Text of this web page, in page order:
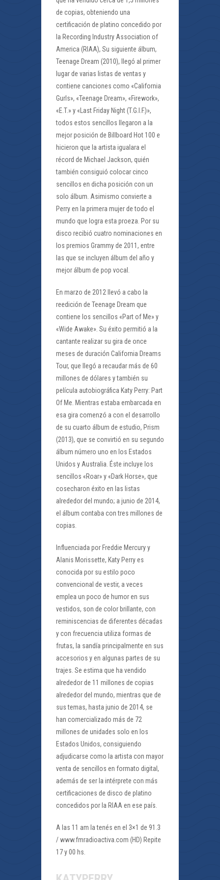
de copias, obteniendo una
certificación de platino concedido por
la Recording Industry Association of
America (RIAA), Su siguiente álbum,
Teenage Dream (2010), llegó al primer
lugar de varias listas de ventas y
contiene canciones como «California
Gurls», «Teenage Dream», «Firework»,
«E.T.» y «Last Friday Night (T.G.I.F.)»,
todos estos sencillos llegaron a la
mejor posición de Billboard Hot 100 e
hicieron que la artista igualara el
récord de Michael Jackson, quién
también consiguió colocar cinco
sencillos en dicha posición con un
solo álbum. Asimismo convierte a
Perry en la primera mujer de todo el
mundo que logra esta proeza. Por su
disco recibió cuatro nominaciones en
los premios Grammy de 2011, entre
las que se incluyen álbum del año y
mejor álbum de pop vocal.
En marzo de 2012 llevó a cabo la
reedición de Teenage Dream que
contiene los sencillos «Part of Me» y
«Wide Awake». Su éxito permitió a la
cantante realizar su gira de once
meses de duración California Dreams
Tour, que llegó a recaudar más de 60
millones de dólares y también su
película autobiográfica Katy Perry: Part
Of Me. Mientras estaba embarcada en
esa gira comenzó a con el desarrollo
de su cuarto álbum de estudio, Prism
(2013), que se convirtió en su segundo
álbum número uno en los Estados
Unidos y Australia. Éste incluye los
sencillos «Roar» y «Dark Horse», que
cosecharon éxito en las listas
alrededor del mundo; a junio de 2014,
el álbum contaba con tres millones de
copias.
Influenciada por Freddie Mercury y
Alanis Morissette, Katy Perry es
conocida por su estilo poco
convencional de vestir, a veces
emplea un poco de humor en sus
vestidos, son de color brillante, con
reminiscencias de diferentes décadas
y con frecuencia utiliza formas de
frutas, la sandía principalmente en sus
accesorios y en algunas partes de su
trajes. Se estima que ha vendido
alrededor de 11 millones de copias
alrededor del mundo, mientras que de
sus temas, hasta junio de 2014, se
han comercializado más de 72
millones de unidades solo en los
Estados Unidos, consiguiendo
adjudicarse como la artista con mayor
venta de sencillos en formato digital,
además de ser la intérprete con más
certificaciones de disco de platino
concedidos por la RIAA en ese país.
A las 11 am la tenés en el 3×1 de 91.3
/ www.fmradioactiva.com (HD) Repite
17 y 00 hs.